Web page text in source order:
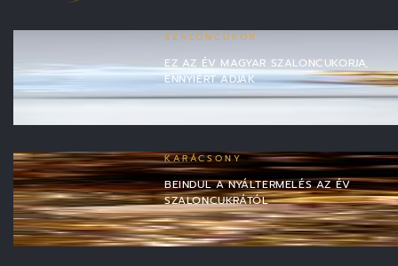
SZALONCUKOR
EZ AZ ÉV MAGYAR SZALONCUKORJA,
ENNYIÉRT ADJÁK
KARÁCSONY
BEINDUL A NYÁLTERMELÉS AZ ÉV
SZALONCUKRÁTÓL